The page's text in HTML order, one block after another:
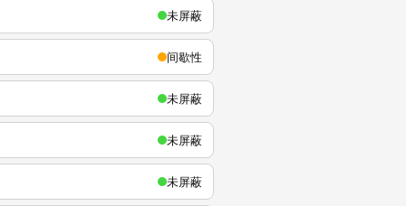
未屏蔽
间歇性
未屏蔽
未屏蔽
未屏蔽